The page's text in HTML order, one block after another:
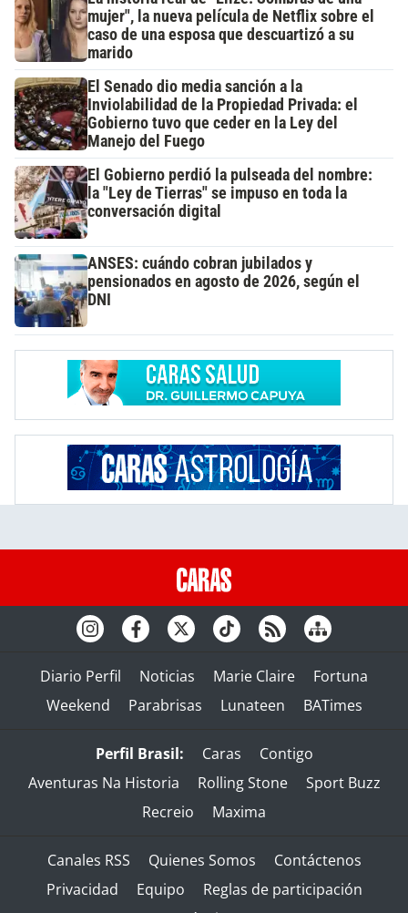
mujer", la nueva película de Netflix sobre el
caso de una esposa que descuartizó a su
marido
El Senado dio media sanción a la
Inviolabilidad de la Propiedad Privada: el
Gobierno tuvo que ceder en la Ley del
Manejo del Fuego
El Gobierno perdió la pulseada del nombre:
la "Ley de Tierras" se impuso en toda la
conversación digital
ANSES: cuándo cobran jubilados y
pensionados en agosto de 2026, según el
DNI
Diario Perfil Noticias Marie Claire
Fortuna
Weekend
Parabrisas Lunateen BATimes
Perfil Brasil: Caras
Contigo
Aventuras Na Historia
Rolling Stone
Sport Buzz
Recreio
Maxima
Canales RSS Quienes Somos
Contáctenos
Privacidad
Equipo
Reglas de participación